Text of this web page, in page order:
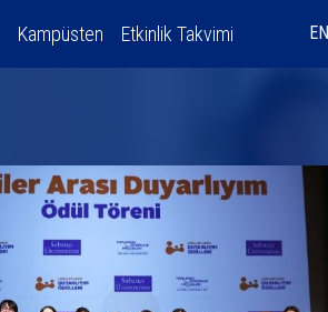
Kampüsten Etkinlik Takvimi EN